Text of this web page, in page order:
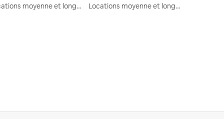
Locations moyenne et longue durée
Locations moyenne et longue durée